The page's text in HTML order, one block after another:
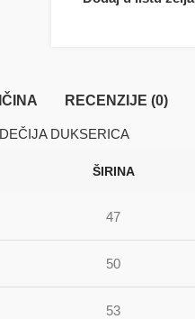
RECENZIJE (0)
DEČIJA DUKSERICA
ŠIRINA
47
50
53